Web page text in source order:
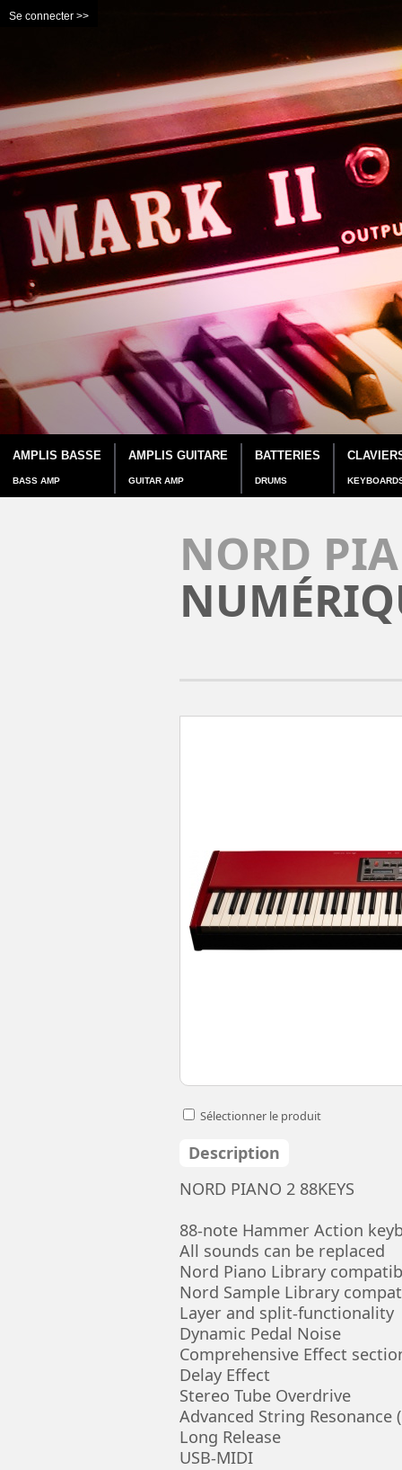
Se connecter >>
AMPLIS BASSE
BASS AMP
AMPLIS GUITARE
GUITAR AMP
BATTERIES
DRUMS
NORD
Sélectionner le produit
Description
NORD PIANO 2 88KEYS
88-note Hammer Action
All sounds can be replaced
Nord Piano Library
Nord Sample Library
Layer and split-functionality
Dynamic Pedal Noise
Comprehensive Effect
Delay Effect
Stereo Tube Overdrive
Advanced String Resonance
Long Release
USB-MIDI